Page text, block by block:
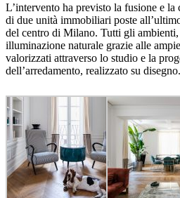
L’intervento ha previsto la fusione e
di due unità immobiliari poste
del centro di Milano. Tutti gli ambienti,
illuminazione naturale grazie alle
valorizzati attraverso lo studio e la
dell’arredamento, realizzato su disegno.